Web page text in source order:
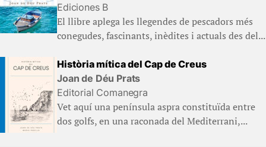
Ediciones B
El llibre aplega les llegendes de pescadors més
conegudes, fascinants, inèdites i actuals des del...
Història mítica del Cap de Creus
Joan de Déu Prats
Editorial Comanegra
Vet aquí una península aspra constituïda entre
dos golfs, en una raconada del Mediterrani,...